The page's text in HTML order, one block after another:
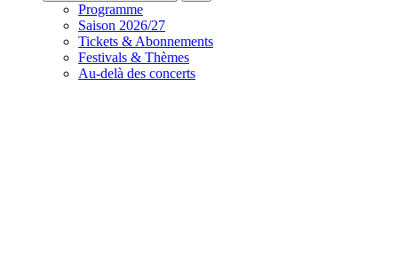
Programme
Saison 2026/27
Tickets & Abonnements
Festivals & Thèmes
Au-delà des concerts